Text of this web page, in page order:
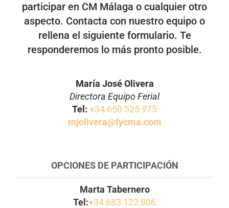
participar en CM Málaga o cualquier otro
aspecto. Contacta con nuestro equipo o
rellena el siguiente formulario. Te
responderemos lo más pronto posible.
María José Olivera
Directora Equipo Ferial
Tel: +34 650 525 975
mjolivera@fycma.com
OPCIONES DE PARTICIPACIÓN
Marta Tabernero
Tel:+34 683 122 806